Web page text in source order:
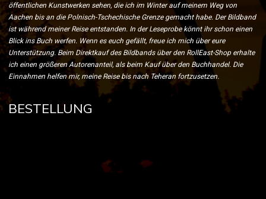
öffentlichen Kunstwerken sehen, die ich im Winter auf meinem Weg von
Aachen bis an die Polnisch-Tschechische Grenze gemacht habe. Der Bildband
ist während meiner Reise entstanden. In der Leseprobe könnt ihr schon einen
Blick ins Buch werfen. Wenn es euch gefällt, freue ich mich über eure
Unterstützung. Beim Direktkauf des Bildbands über den RollEast-Shop erhalte
ich einen größeren Autorenanteil, als beim Kauf über den Buchhandel. Die
Einnahmen helfen mir, meine Reise bis nach Teheran fortzusetzen.
BESTELLUNG